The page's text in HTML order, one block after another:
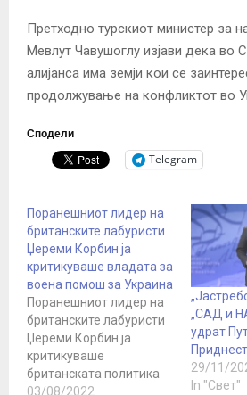
Претходно турскиот министер за
Мевлут Чавушоглу изјави дека во
алијанса има земји кои се
продолжување на конфликтот во
Сподели
Telegram
Поранешниот лидер на
британските лабуристи
Џереми Корбин ја
критикуваше владата за
воена помош за Украина
Поранешниот лидер на
британските лабуристи
Џереми Корбин ја
критикуваше
британската политика
кон Украина и ја обвини
03/08/2022
„САД и
удрат
29/11/
In "Свет"